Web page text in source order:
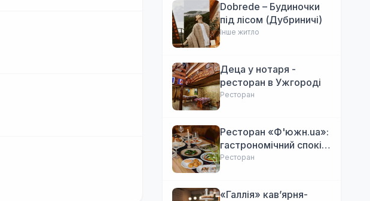
Dobrede – Будиночки
під лісом (Дубриничі)
Інше житло
Деца у нотаря -
ресторан в Ужгороді
Ресторан
Ресторан «Ф'южн.ua»:
гастрономічний спокій
Ужгорода. Авторська
Ресторан
«Галлія» кав’ярня-